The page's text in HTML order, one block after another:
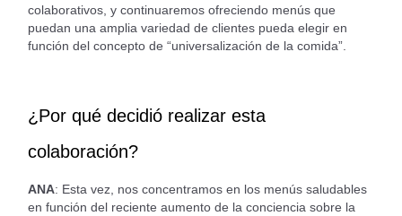
colaborativos, y continuaremos ofreciendo menús que
puedan una amplia variedad de clientes pueda elegir en
función del concepto de “universalización de la comida”.
¿Por qué decidió realizar esta
colaboración?
ANA: Esta vez, nos concentramos en los menús saludables
en función del reciente aumento de la conciencia sobre la